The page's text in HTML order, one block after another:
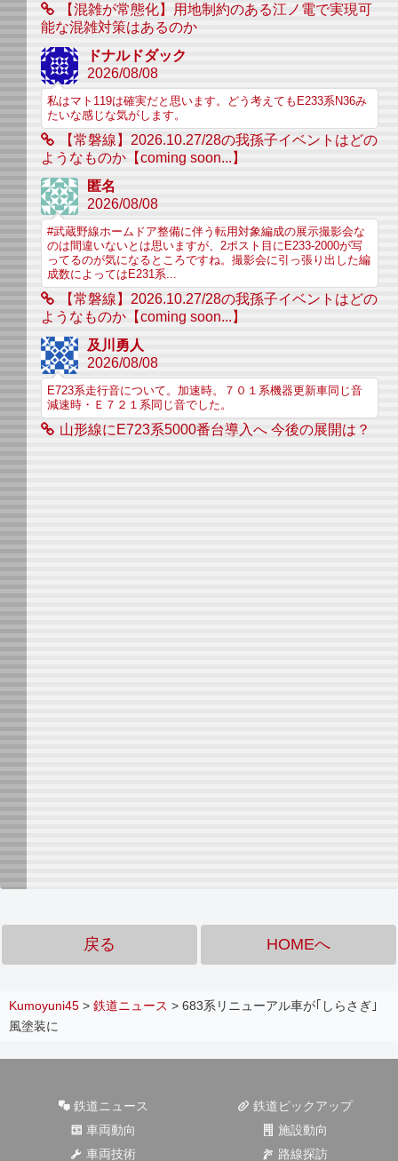
【混雑が常態化】用地制約のある江ノ電で実現可
能な混雑対策はあるのか
ドナルドダック
2026/08/08
私はマト119は確実だと思います。どう考えてもE233系N36み
たいな感じな気がします。
【常磐線】2026.10.27/28の我孫子イベントはどの
ようなものか【coming soon...】
匿名
2026/08/08
#武蔵野線ホームドア整備に伴う転用対象編成の展示撮影会な
のは間違いないとは思いますが、2ポスト目にE233-2000が写
ってるのが気になるところですね。撮影会に引っ張り出した編
成数によってはE231系...
【常磐線】2026.10.27/28の我孫子イベントはどの
ようなものか【coming soon...】
及川勇人
2026/08/08
E723系走行音について。加速時。７０１系機器更新車同じ音
減速時・Ｅ７２１系同じ音でした。
山形線にE723系5000番台導入へ 今後の展開は？
戻る HOMEへ
Kumoyuni45 > 鉄道ニュース > 683系リニューアル車が｢しらさぎ｣
風塗装に
鉄道ニュース
鉄道ピックアップ
車両動向
施設動向
車両技術
路線探訪